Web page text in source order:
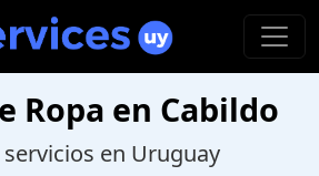
Ropa en Cabildo
servicios en Uruguay